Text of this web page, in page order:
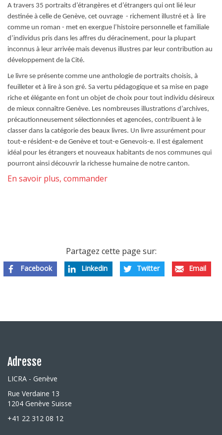
A travers 35 portraits d’étrangères et d’étrangers qui ont lié leur
destinée à celle de Genève, cet ouvrage - richement illustré et à lire
comme un roman - met en exergue l’histoire personnelle et familiale
d’individus pris dans les affres du déracinement, pour la plupart
inconnus à leur arrivée mais devenus illustres par leur contribution au
développement de la Cité.
Le livre se présente comme une anthologie de portraits choisis, à
feuilleter et à lire à son gré. Sa vertu pédagogique et sa mise en page
riche et élégante en font un objet de choix pour tout individu désireux
de mieux connaître Genève. Les nombreuses illustrations d’archives,
précautionneusement sélectionnées et agencées, contribuent à le
classer dans la catégorie des beaux livres. Un livre assurément pour
tout-e résident-e de Genève et tout-e Genevois-e. Il est également
idéal pour les étrangers et nouveaux habitants de nos communes qui
pourront ainsi découvrir la richesse humaine de notre canton.
En savoir plus, commander
Partagez cette page sur:
Facebook Linkedin Twitter Email
Adresse
LICRA - Genève
Rue Verdaine 13
1204 Genève Suisse
+41 22 312 08 12